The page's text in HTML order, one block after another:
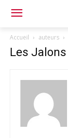
Accueil auteurs
Les Jalons